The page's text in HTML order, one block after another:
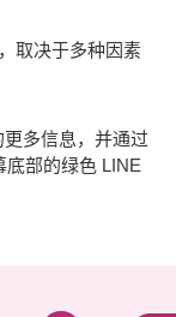
取决于多种因素
多信息，并通过
底部的绿色 LINE